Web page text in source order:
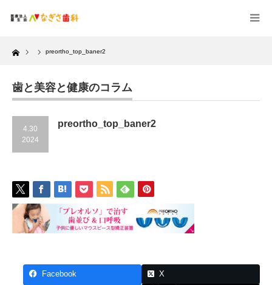
Home preortho_top_baner2
歯と美容と健康のコラム
4.30
2024
preortho_top_baner2
Facebook X